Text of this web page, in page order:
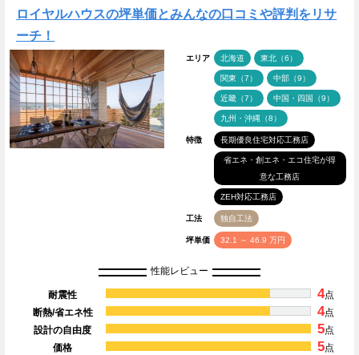
ロイヤルハウスの坪単価とみんなの口コミや評判をリサ
ーチ！
エリア 北海道 東北（6）
関東（7） 中部（9）
近畿（7） 中国・四国（9）
九州・沖縄（8）
特徴 長期優良住宅対応工務店
省エネ・創エネ・エコ住宅が得
意な工務店
ZEH対応工務店
工法 独自工法
坪単価 32.1 ～ 46.9 万円
性能レビュー
耐震性 4点
断熱/省エネ性
4点
設計の自由度
5点
価格
5点